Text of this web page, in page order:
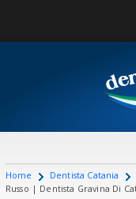
Home Dentista Catania
Russo | Dentista Gravina Di